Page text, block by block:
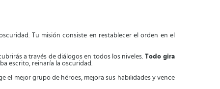
Tu misión consiste en restablecer el orden en el
a través de diálogos en todos los niveles. Todo gira
escrito, reinaría la oscuridad.
el mejor grupo de héroes, mejora sus habilidades y vence